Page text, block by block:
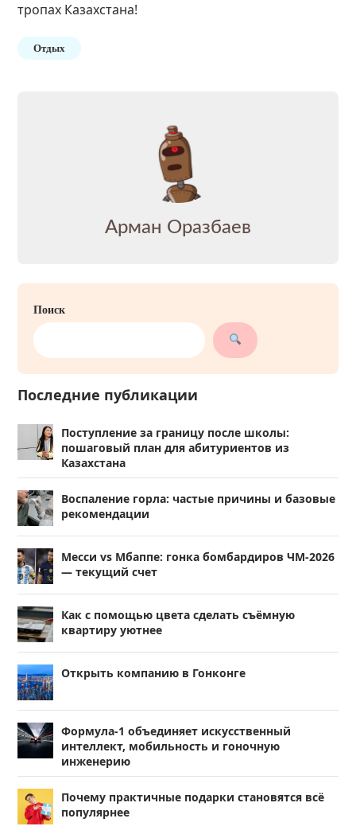
тропах Казахстана!
Отдых
Арман Оразбаев
Поиск
Последние публикации
Поступление за границу после школы:
пошаговый план для абитуриентов из
Казахстана
Воспаление горла: частые причины и базовые
рекомендации
Месси vs Мбаппе: гонка бомбардиров ЧМ-2026
— текущий счет
Как с помощью цвета сделать съёмную
квартиру уютнее
Открыть компанию в Гонконге
Формула-1 объединяет искусственный
интеллект, мобильность и гоночную
инженерию
Почему практичные подарки становятся всё
популярнее